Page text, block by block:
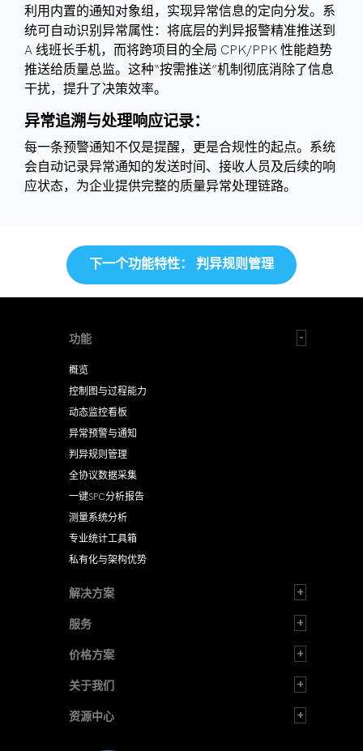
利用内置的通知对象组，实现异常信息的定向分发。系
统可自动识别异常属性：将底层的判异报警精准推送到
A 线班长手机，而将跨项目的全局 CPK/PPK 性能趋势
推送给质量总监。这种“按需推送”机制彻底消除了信息
干扰，提升了决策效率。
异常追溯与处理响应记录：
每一条预警通知不仅是提醒，更是合规性的起点。系统
会自动记录异常通知的发送时间、接收人员及后续的响
应状态，为企业提供完整的质量异常处理链路。
下一个功能特性： 判异规则管理
功能
概览
控制图与过程能力
动态监控看板
异常预警与通知
判异规则管理
全协议数据采集
一键SPC分析报告
测量系统分析
专业统计工具箱
私有化与架构优势
解决方案
服务
价格方案
关于我们
资源中心